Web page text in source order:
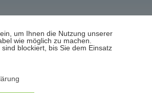
Termin/Absage